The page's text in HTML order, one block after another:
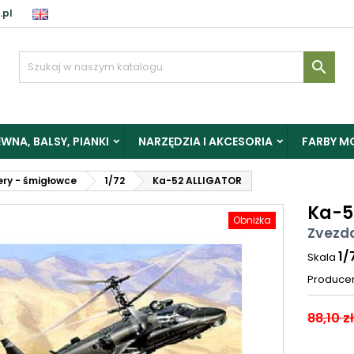

BALSY, PIANKI NARZĘDZIA I AKCESORIA FARBY
- śmigłowce 1/72 Ka-52 ALLIGATOR
Obniżka Ka-
Skala 1/
88,10 zł